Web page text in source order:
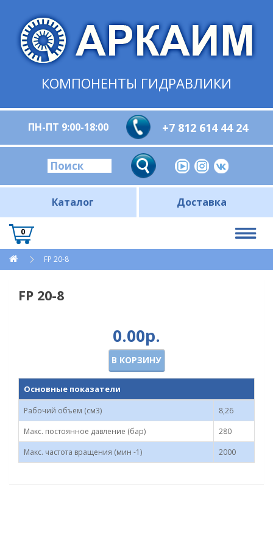
КОМПОНЕНТЫ ГИДРАВЛИКИ
ПН-ПТ 9:00-18:00 +7 812 614 44 24
Каталог Доставка
0
FP 20-8
FP 20-8
0.00р.
В КОРЗИНУ
Основные показатели
Рабочий объем (см3)
8,26
Макс. постоянное давление (бар)
280
Макс. частота вращения (мин -1)
2000